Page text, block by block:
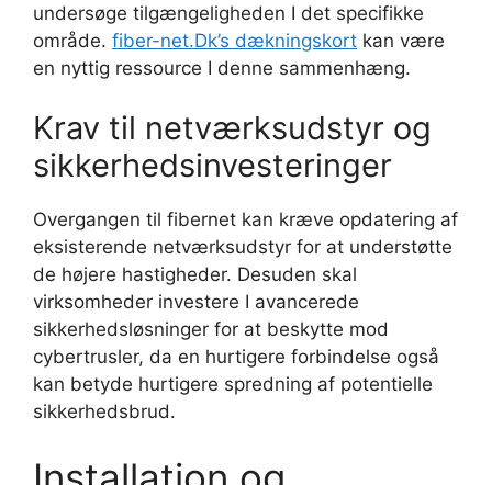
undersøge tilgængeligheden I det specifikke
område. fiber-net.Dk’s dækningskort kan være
en nyttig ressource I denne sammenhæng.
Krav til netværksudstyr og
sikkerhedsinvesteringer
Overgangen til fibernet kan kræve opdatering af
eksisterende netværksudstyr for at understøtte
de højere hastigheder. Desuden skal
virksomheder investere I avancerede
sikkerhedsløsninger for at beskytte mod
cybertrusler, da en hurtigere forbindelse også
kan betyde hurtigere spredning af potentielle
sikkerhedsbrud.